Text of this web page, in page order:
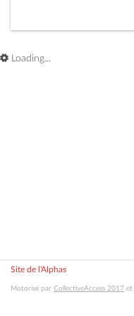
Loading...
Site de l'Alphas
Motorisé par CollectiveAccess 2017 et